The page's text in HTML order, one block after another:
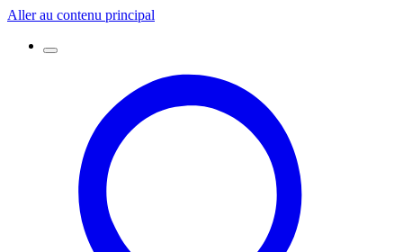
Aller au contenu principal